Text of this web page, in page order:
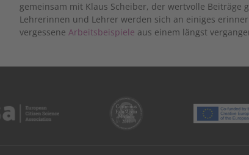
gemeinsam mit Klaus Scheiber, der wertvolle Beiträge
Lehrerinnen und Lehrer werden sich an einiges
vergessene Arbeitsbeispiele aus einem längst